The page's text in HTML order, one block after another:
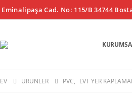
Eminalipaşa Cad. No: 115/B 34744
EV ÜRÜNLER PVC, LVT YER